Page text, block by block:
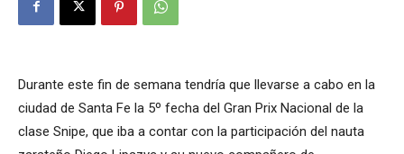
Durante este fin de semana tendría que llevarse a cabo en la
ciudad de Santa Fe la 5º fecha del Gran Prix Nacional de la
clase Snipe, que iba a contar con la participación del nauta